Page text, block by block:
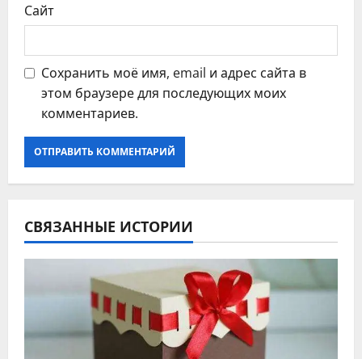
Сайт
Сохранить моё имя, email и адрес сайта в
этом браузере для последующих моих
комментариев.
СВЯЗАННЫЕ ИСТОРИИ